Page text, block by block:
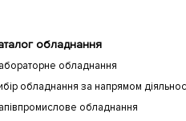
обладнання
обладнання
обладнання за напрямом
обладнання